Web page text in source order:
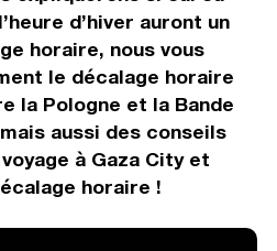
d’hiver auront un
horaire, nous vous
le décalage horaire
la Pologne et la Bande
aussi des conseils
à Gaza City et
horaire !